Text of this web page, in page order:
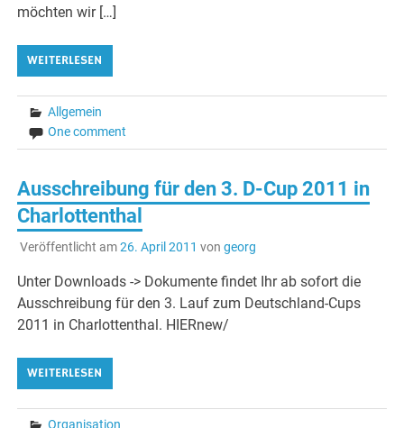
möchten wir […]
WEITERLESEN
Allgemein
One comment
Ausschreibung für den 3. D-Cup 2011 in
Charlottenthal
Veröffentlicht am26. April 2011 von georg
Unter Downloads -> Dokumente findet Ihr ab sofort die
Ausschreibung für den 3. Lauf zum Deutschland-Cups
2011 in Charlottenthal. HIERnew/
WEITERLESEN
Organisation